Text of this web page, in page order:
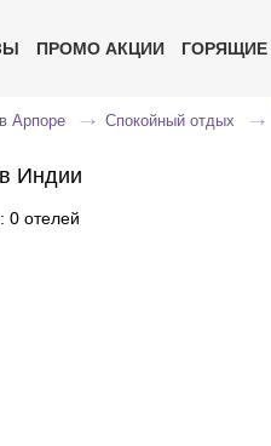
ПРОМО АКЦИИ ГОРЯЩИЕ
Арпоре Спокойный отдых
Индии
0 отелей